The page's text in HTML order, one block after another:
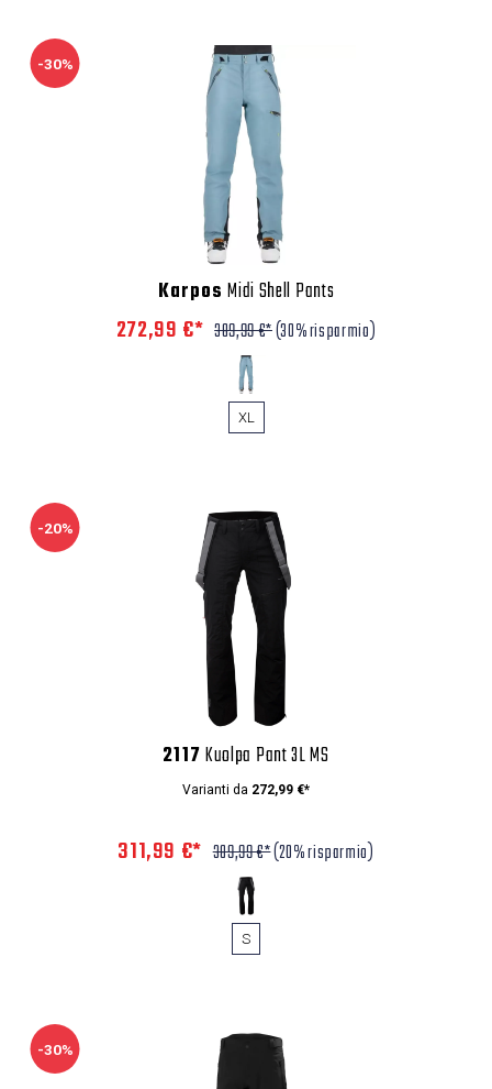
-30%
Karpos Midi Shell Pants
272,99 €* 389,99 €*(30% risparmio)
XL
-20%
2117Kuolpa Pant 3L MS
Varianti da 272,99 €*
311,99 €* 389,99 €*(20% risparmio)
S
-30%